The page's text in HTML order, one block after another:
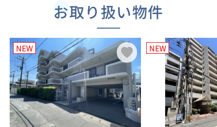
2026.03.30
【3月度】福岡店 市況レポート
1.市場概況福岡市の不動産市場は、人口増加と都市再開発を背
景に堅調に推移しています。 2.状況人口動向：九州主要都市と
して増加傾向価格動き：中心部は上昇、郊外は安定需要：投
資・居住用ともに良...
お取り扱い物件
NEW NEW